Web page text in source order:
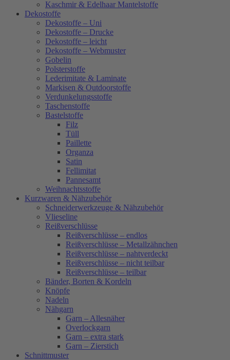
Kaschmir & Edelhaar Mantelstoffe
Dekostoffe
Dekostoffe – Uni
Dekostoffe – Drucke
Dekostoffe – leicht
Dekostoffe – Webmuster
Gobelin
Polsterstoffe
Lederimitate & Laminate
Markisen & Outdoorstoffe
Verdunkelungsstoffe
Taschenstoffe
Bastelstoffe
Filz
Tüll
Paillette
Organza
Satin
Fellimitat
Pannesamt
Weihnachtsstoffe
Kurzwaren & Nähzubehör
Schneiderwerkzeuge & Nähzubehör
Vlieseline
Reißverschlüsse
Reißverschlüsse – endlos
Reißverschlüsse – Metallzähnchen
Reißverschlüsse – nahtverdeckt
Reißverschlüsse – nicht teilbar
Reißverschlüsse – teilbar
Bänder, Borten & Kordeln
Knöpfe
Nadeln
Nähgarn
Garn – Allesnäher
Overlockgarn
Garn – extra stark
Garn – Zierstich
Schnittmuster